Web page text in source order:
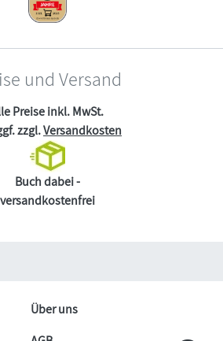
und Versand
Preise inkl. MwSt.
zzgl.Versandkosten
Buch dabei -
versandkostenfrei
Über uns